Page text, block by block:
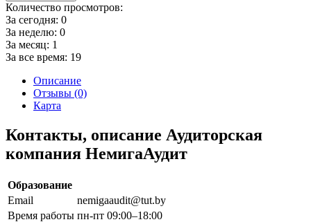
Количество просмотров:
За сегодня: 0
За неделю: 0
За месяц: 1
За все время: 19
Описание
Отзывы (0)
Карта
Контакты, описание Аудиторская
компания НемигаАудит
Образование
Email
nemigaaudit@tut.by
Время работы пн-пт 09:00–18:00